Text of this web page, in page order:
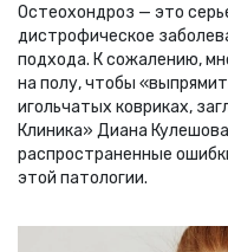
Остеохондроз — это
дистрофическое
подхода. К сожалению,
на полу, чтобы
игольчатых ковриках,
Клиника» Диана
распространенные
этой патологии.